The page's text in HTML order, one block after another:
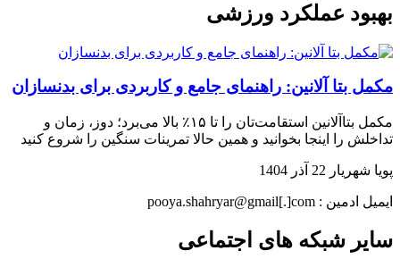
بهبود عملکرد ورزشی
مکمل بتا آلانین: راهنمای جامع و کاربردی برای بدنسازان
مکمل بتاآلانین استقامت‌تان را تا ۱۵٪ بالا می‌برد؛ دوز، زمان و
تداخلش را اینجا بخوانید و همین حالا تمرینات سنگین را شروع کنید
پویا شهریار 22 آذر 1404
ایمیل ادمین : pooya.shahryar@gmail[.]com
سایر شبکه های اجتماعی